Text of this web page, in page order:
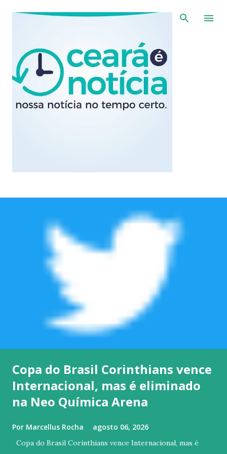
Pular para o conteúdo principal
Copa do Brasil Corinthians vence
Internacional, mas é eliminado
na Neo Química Arena
Por Marcellus Rocha agosto 06, 2026
Copa do Brasil Corinthians vence Internacional, mas é